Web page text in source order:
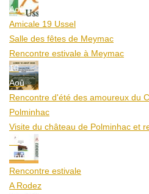
Aoû
Amicale 19 Ussel
Salle des fêtes de Meymac
Rencontre estivale à Meymac
10
Aoû
Rencontre d'été des amoureux du
Polminhac
Visite du château de Polminhac et
12
Aoû
Rencontre estivale
A Rodez